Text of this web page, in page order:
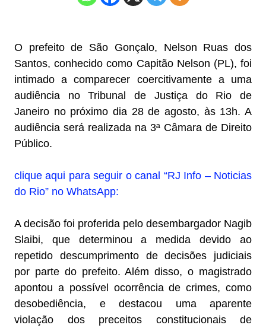
O prefeito de São Gonçalo, Nelson Ruas dos
Santos, conhecido como Capitão Nelson (PL), foi
intimado a comparecer coercitivamente a uma
audiência no Tribunal de Justiça do Rio de
Janeiro no próximo dia 28 de agosto, às 13h. A
audiência será realizada na 3ª Câmara de Direito
Público.
clique aqui para seguir o canal “RJ Info – Noticias
do Rio” no WhatsApp:
A decisão foi proferida pelo desembargador Nagib
Slaibi, que determinou a medida devido ao
repetido descumprimento de decisões judiciais
por parte do prefeito. Além disso, o magistrado
apontou a possível ocorrência de crimes, como
desobediência, e destacou uma aparente
violação dos preceitos constitucionais de